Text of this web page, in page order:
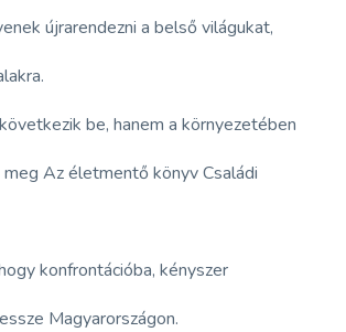
újrarendezni a belső világukat,
be, hanem a környezetében
Az életmentő könyv Családi
konfrontációba, kényszer
Magyarországon.